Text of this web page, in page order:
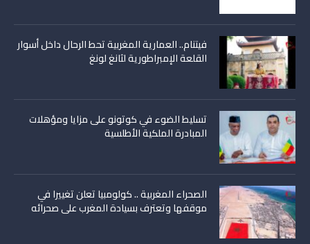
فيتنام.. العمارية المغربية تحط الرحال داخل أسوار
القلعة الإمبراطورية لثانغ لونغ
تسليط الضوء في كوتونو على مزايا ومؤهلات
المبادرة الملكية الأطلسية
الصحراء المغربية .. كولومبيا تعلن تغييرا في
موقفها وتعترف بسيادة المغرب على صحرائه